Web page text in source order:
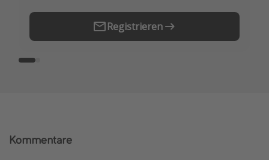
Registrieren
Kommentare